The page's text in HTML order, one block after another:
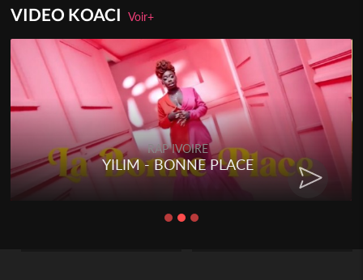
VIDEO KOACIVoir+
RAP IVOIRE
YILIM - BONNE PLACE